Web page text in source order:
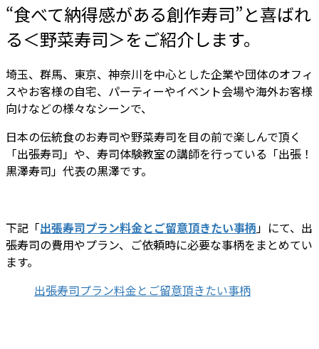
“食べて納得感がある創作寿司”と喜ばれ
る＜野菜寿司＞をご紹介します。
埼玉、群馬、東京、神奈川を中心とした企業や団体のオフィ
スやお客様の自宅、パーティーやイベント会場や海外お客様
向けなどの様々なシーンで、
日本の伝統食のお寿司や野菜寿司を目の前で楽しんで頂く
「出張寿司」や、寿司体験教室の講師を行っている「出張！
黒澤寿司」代表の黒澤です。
下記「出張寿司プラン料金とご留意頂きたい事柄」にて、出
張寿司の費用やプラン、ご依頼時に必要な事柄をまとめてい
ます。
出張寿司プラン料金とご留意頂きたい事柄